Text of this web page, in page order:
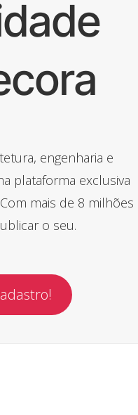
engenharia e
plataforma exclusiva
mais de 8 milhões
o seu.